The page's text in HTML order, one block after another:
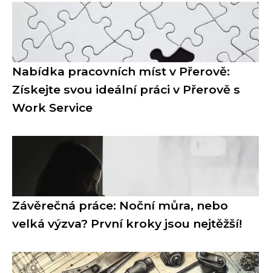
Nabídka pracovních míst v Přerově:
Získejte svou ideální práci v Přerově s
Work Service
Závěrečná práce: Noční můra, nebo
velká výzva? První kroky jsou nejtěžší!